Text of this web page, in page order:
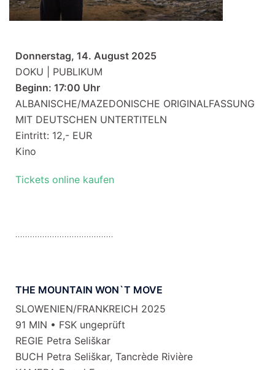
Donnerstag, 14. August 2025
DOKU | PUBLIKUM
Beginn: 17:00 Uhr
ALBANISCHE/MAZEDONISCHE ORIGINALFASSUNG
MIT DEUTSCHEN UNTERTITELN
Eintritt: 12,- EUR
Kino
Tickets online kaufen
THE MOUNTAIN WON`T MOVE
SLOWENIEN/FRANKREICH 2025
91 MIN • FSK ungeprüft
REGIE Petra Seliškar
BUCH Petra Seliškar, Tancrède Rivière